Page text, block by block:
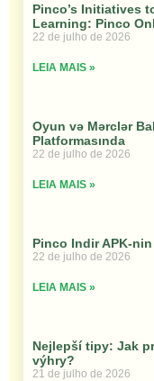
Pinco’s Initiatives
Learning: Pinco
22 de julho de 2026
LEIA MAIS »
Oyun və Mərclər
Platformasında
22 de julho de 2026
LEIA MAIS »
Pinco Indir APK-
22 de julho de 2026
LEIA MAIS »
Nejlepší tipy: Jak
výhry?
21 de julho de 2026